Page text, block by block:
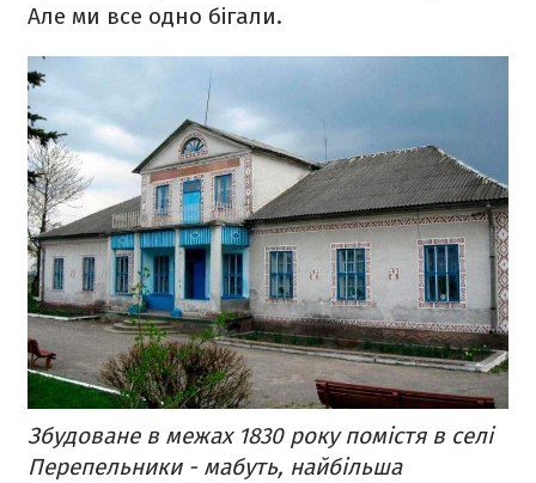
Але ми все одно бігали.
Збудоване в межах 1830 року помістя в селі
Перепельники - мабуть, найбільша